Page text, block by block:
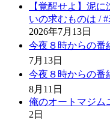
【覚醒せよ】泥
いの求むものは / #
2026年7月13日
今夜８時からの番
7月13日
今夜８時からの番
8月11日
俺のオートマジ
2日